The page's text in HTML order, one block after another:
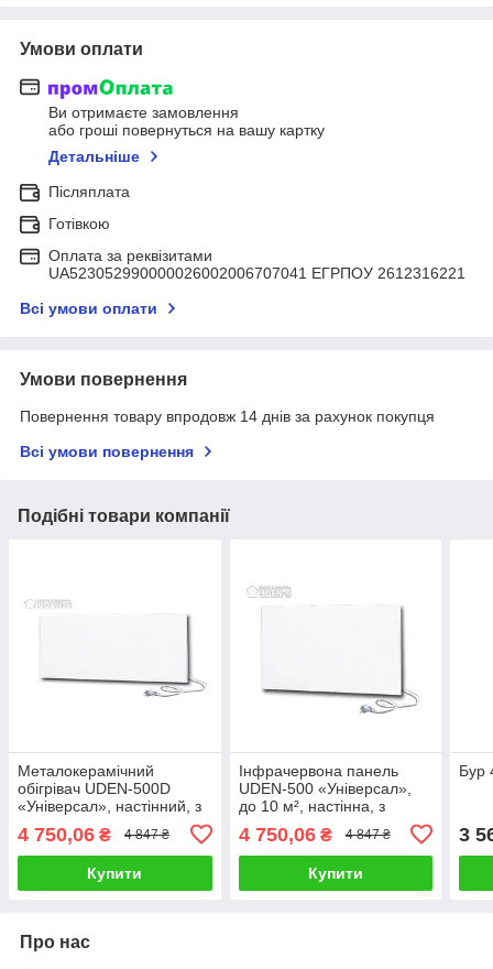
Умови оплати
Ви отримаєте замовлення
або гроші повернуться на вашу картку
Детальніше
Післяплата
Готівкою
Оплата за реквізитами
UA523052990000026002006707041 ЕГРПОУ 2612316221
Всі умови оплати
Умови повернення
Повернення товару впродовж 14 днів за рахунок покупця
Всі умови повернення
Подібні товари компанії
Металокерамічний
обігрівач UDEN-500D
«Універсал», настінний, з
кабелем 2 м і вилкою, до
10 м²
4 750,06 ₴ 4 847 ₴
Купити
Інфрачервона панель
UDEN-500 «Універсал»,
до 10 м², настінна, з
4 750,06₴ 4 847 ₴
Купити
Бур
3
Про нас